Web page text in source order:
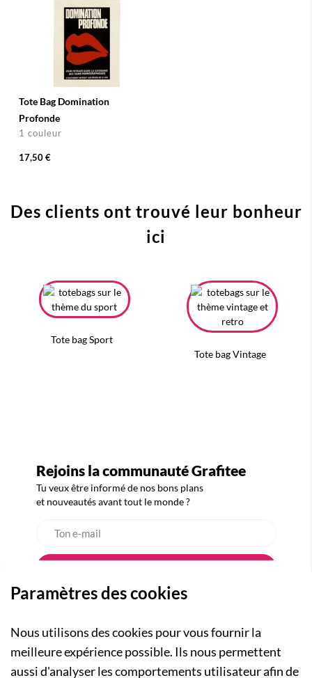
Tote Bag Domination
Profonde
1 couleur
17,50 €
Des clients ont trouvé leur bonheur
ici
Tote bag Sport
Tote bag Vintage
Rejoins la communauté Grafitee
Tu veux être informé de nos bons plans
et nouveautés avant tout le monde ?
Paramètres des cookies
Nous utilisons des cookies pour vous fournir la
meilleure expérience possible. Ils nous permettent
aussi d'analyser les comportements utilisateur afin de